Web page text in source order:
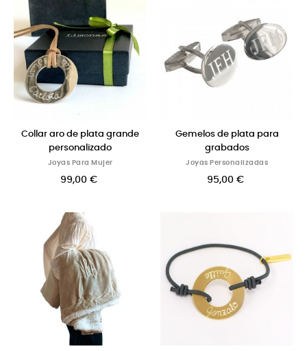
Collar aro de plata grande
personalizado
Joyas Para Mujer
99,00 €
Gemelos de plata para
grabados
Joyas Personalizadas
95,00 €